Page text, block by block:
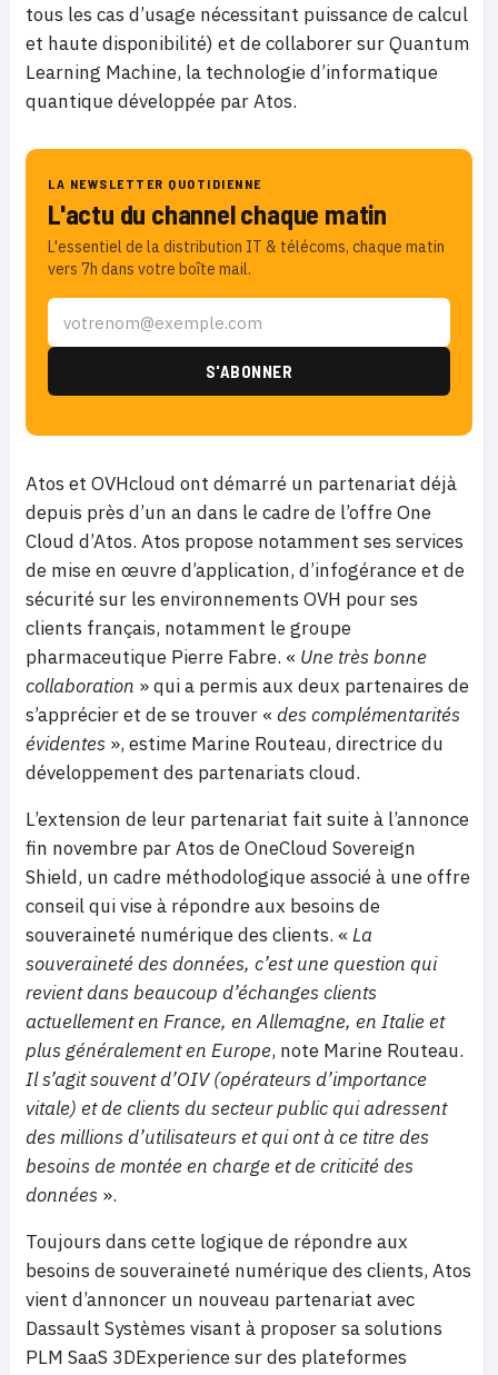
tous les cas d’usage nécessitant puissance de calcul
et haute disponibilité) et de collaborer sur Quantum
Learning Machine, la technologie d’informatique
quantique développée par Atos.
LA NEWSLETTER QUOTIDIENNE
L'actu du channel chaque matin
L'essentiel de la distribution IT & télécoms, chaque matin
vers 7h dans votre boîte mail.
Atos et OVHcloud ont démarré un partenariat déjà
depuis près d’un an dans le cadre de l’offre One
Cloud d’Atos. Atos propose notamment ses services
de mise en œuvre d’application, d’infogérance et de
sécurité sur les environnements OVH pour ses
clients français, notamment le groupe
pharmaceutique Pierre Fabre. « Une très bonne
collaboration » qui a permis aux deux partenaires de
s’apprécier et de se trouver « des complémentarités
évidentes », estime Marine Routeau, directrice du
développement des partenariats cloud.
L’extension de leur partenariat fait suite à l’annonce
fin novembre par Atos de OneCloud Sovereign
Shield, un cadre méthodologique associé à une offre
conseil qui vise à répondre aux besoins de
souveraineté numérique des clients. « La
souveraineté des données, c’est une question qui
revient dans beaucoup d’échanges clients
actuellement en France, en Allemagne, en Italie et
plus généralement en Europe, note Marine Routeau.
Il s’agit souvent d’OIV (opérateurs d’importance
vitale) et de clients du secteur public qui adressent
des millions d’utilisateurs et qui ont à ce titre des
besoins de montée en charge et de criticité des
données ».
Toujours dans cette logique de répondre aux
besoins de souveraineté numérique des clients, Atos
vient d’annoncer un nouveau partenariat avec
Dassault Systèmes visant à proposer sa solutions
PLM SaaS 3DExperience sur des plateformes